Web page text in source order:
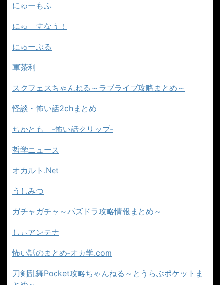
にゅーもふ
にゅーすなう！
にゅーぷる
軍茶利
スクフェスちゃんねる～ラブライブ攻略まとめ～
怪談・怖い話2chまとめ
ちかとも -怖い話クリップ-
哲学ニュース
オカルト.Net
うしみつ
ガチャガチャ～パズドラ攻略情報まとめ～
しぃアンテナ
怖い話のまとめ‐オカ学.com
刀剣乱舞Pocket攻略ちゃんねる～とうらぶポケットま